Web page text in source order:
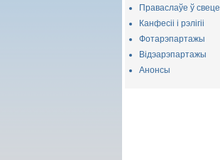
Праваслаўе ў свеце
Канфесіі і рэлігіі
Фотарэпартажы
Відэарэпартажы
Анонсы